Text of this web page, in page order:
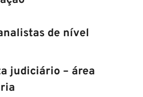
de nível
judiciário – área